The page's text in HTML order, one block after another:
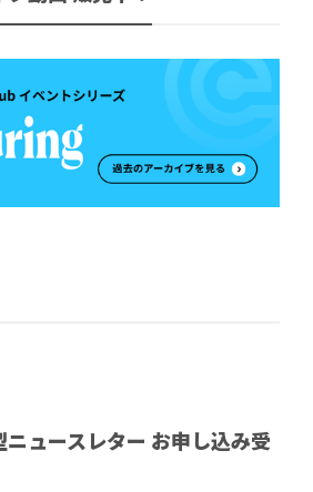
ニュースレター お申し込み受